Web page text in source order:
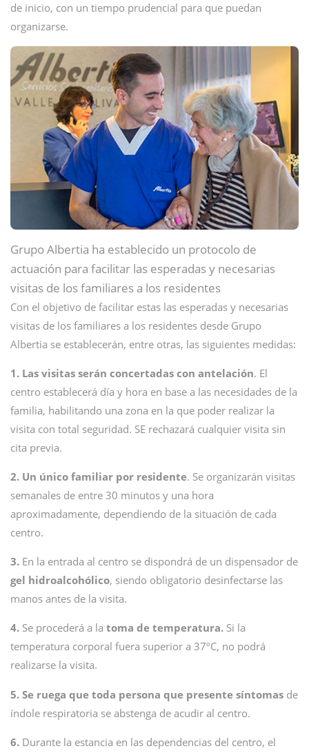
de inicio, con un tiempo prudencial para que puedan
organizarse.
Grupo Albertia ha establecido un protocolo de
actuación para facilitar las esperadas y necesarias
visitas de los familiares a los residentes
Con el objetivo de facilitar estas las esperadas y necesarias
visitas de los familiares a los residentes desde Grupo
Albertia se establecerán, entre otras, las siguientes medidas:
1. Las visitas serán concertadas con antelación. El
centro establecerá día y hora en base a las necesidades de la
familia, habilitando una zona en la que poder realizar la
visita con total seguridad. SE rechazará cualquier visita sin
cita previa.
2. Un único familiar por residente. Se organizarán visitas
semanales de entre 30 minutos y una hora
aproximadamente, dependiendo de la situación de cada
centro.
3. En la entrada al centro se dispondrá de un dispensador de
gel hidroalcohólico, siendo obligatorio desinfectarse las
manos antes de la visita.
4. Se procederá a la toma de temperatura. Si la
temperatura corporal fuera superior a 37ºC, no podrá
realizarse la visita.
5. Se ruega que toda persona que presente síntomas de
índole respiratoria se abstenga de acudir al centro.
6. Durante la estancia en las dependencias del centro, el